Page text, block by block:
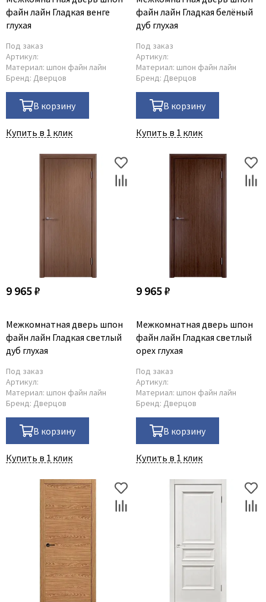
файн лайн Гладкая венге
глухая
Под заказ
Артикул:
Материал: шпон файн лайн
Бренд: Дверцов
В корзину
Купить в 1 клик
файн лайн Гладкая белёный
дуб глухая
Под заказ
Артикул:
Материал: шпон файн лайн
Бренд: Дверцов
В корзину
Купить в 1 клик
9 965 ₽
Межкомнатная дверь шпон
файн лайн Гладкая светлый
дуб глухая
Под заказ
Артикул:
Материал: шпон файн лайн
Бренд: Дверцов
В корзину
Купить в 1 клик
9 965 ₽
Межкомнатная дверь шпон
файн лайн Гладкая светлый
орех глухая
Под заказ
Артикул:
Материал: шпон файн лайн
Бренд: Дверцов
В корзину
Купить в 1 клик